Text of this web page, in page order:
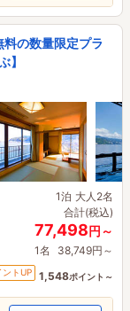
の数量限定プラ
】
1泊 大人2名
合計(税込)
77,498円～
1名 38,749円～
ントUP 1,548ポイント～